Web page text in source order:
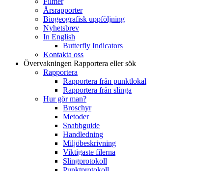
Årsrapporter
Biogeografisk uppföljning
Nyhetsbrev
In English
Butterfly Indicators
Kontakta oss
Övervakningen Rapportera eller sök
Rapportera
Rapportera från punktlokal
Rapportera från slinga
Hur gör man?
Broschyr
Metoder
Snabbguide
Handledning
Miljöbeskrivning
Viktigaste filerna
Slingprotokoll